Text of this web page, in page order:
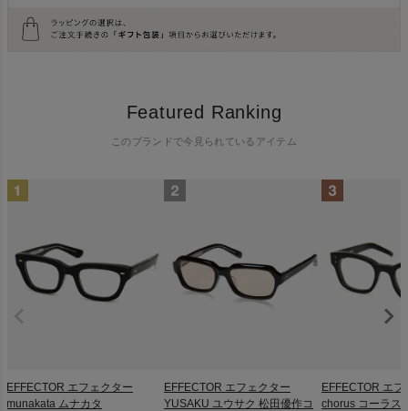
Featured Ranking
このブランドで今見られているアイテム
EFFECTOR エフェクター
munakata ムナカタ
EFFECTOR エフェクター
YUSAKU ユウサク 松田優作コ
EFFECTOR エフ
chorus コーラス